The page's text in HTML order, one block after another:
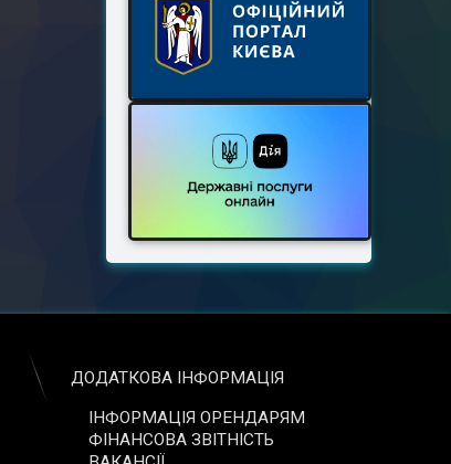
ДОДАТКОВА ІНФОРМАЦІЯ
ІНФОРМАЦІЯ ОРЕНДАРЯМ
ФІНАНСОВА ЗВІТНІСТЬ